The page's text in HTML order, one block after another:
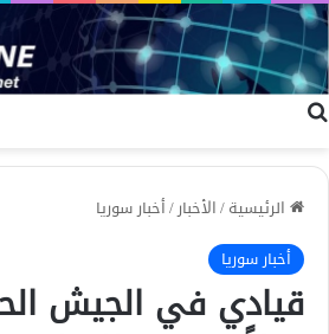
الرئيسية/الأخبار/أخبار سوريا
أخبار سوريا
قيادي في الجيش